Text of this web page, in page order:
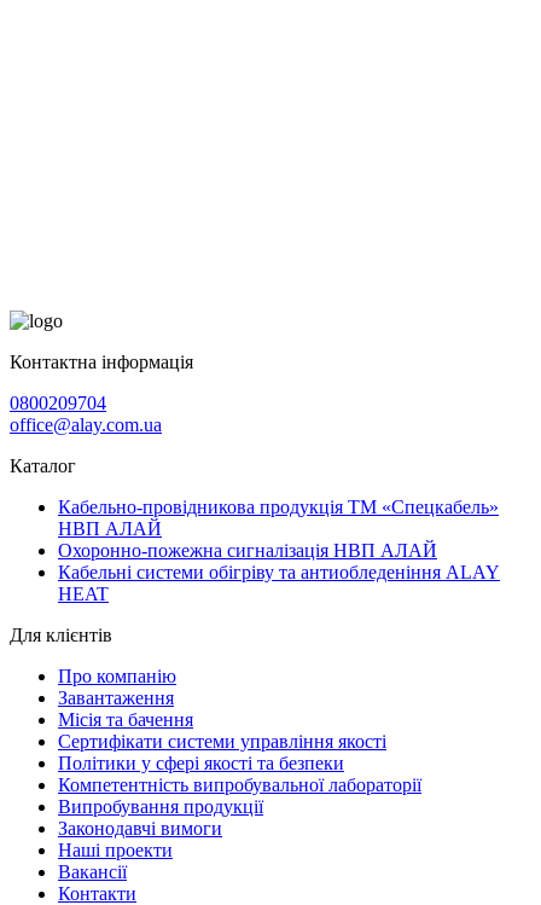
Контактна інформація
0800209704
office@alay.com.ua
Каталог
Кабельно-провідникова продукція ТМ «Спецкабель»
НВП АЛАЙ
Охоронно-пожежна сигналізація НВП АЛАЙ
Кабельні системи обігріву та антиобледеніння ALAY
HEAT
Для клієнтів
Про компанію
Завантаження
Місія та бачення
Сертифікати системи управління якості
Політики у сфері якості та безпеки
Компетентність випробувальної лабораторії
Випробування продукції
Законодавчі вимоги
Наші проекти
Вакансії
Контакти